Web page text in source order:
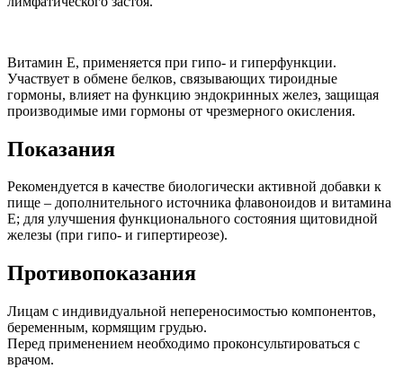
Витамин Е, применяется при гипо- и гиперфункции.
Участвует в обмене белков, связывающих тироидные
гормоны, влияет на функцию эндокринных желез, защищая
производимые ими гормоны от чрезмерного окисления.
Показания
Рекомендуется в качестве биологически активной добавки к
пище – дополнительного источника флавоноидов и витамина
Е; для улучшения функционального состояния щитовидной
железы (при гипо- и гипертиреозе).
Противопоказания
Лицам с индивидуальной непереносимостью компонентов,
беременным, кормящим грудью.
Перед применением необходимо проконсультироваться с
врачом.